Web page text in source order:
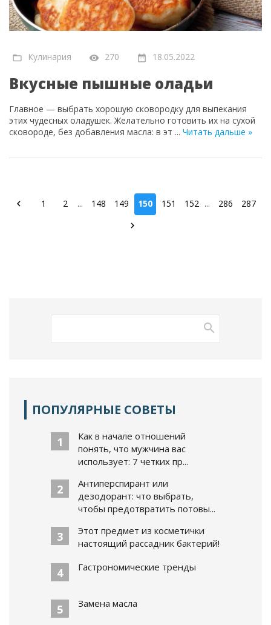
Кулинария 270 18.05.2022
Вкусные пышные оладьи
Главное — выбрать хорошую сковородку для выпекания
этих чудесных оладушек. Желательно готовить их на сухой
сковороде, без добавления масла: в эт ... Читать дальше »
1 2 ... 148 149 150 151 152 ... 286 287
ПОПУЛЯРНЫЕ СОВЕТЫ
1
Как в начале отношений
понять, что мужчина вас
использует: 7 четких пр...
2
Антиперспирант или
дезодорант: что выбрать,
чтобы предотвратить потовы...
3
Этот предмет из косметички
настоящий рассадник бактерий!
4 Гастрономические тренды
5 Замена масла